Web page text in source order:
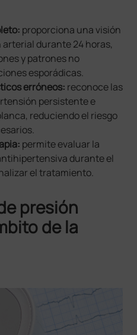
proporciona una visión
durante 24 horas,
y patrones no
esporádicas.
erróneos: reconoce las
persistente e
reduciendo el riesgo
permite evaluar la
durante el
el tratamiento.
presión
de la